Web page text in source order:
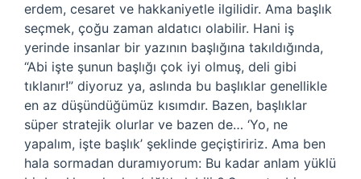
erdem, cesaret ve hakkaniyetle ilgilidir. Ama başlık
seçmek, çoğu zaman aldatıcı olabilir. Hani iş
yerinde insanlar bir yazının başlığına takıldığında,
“Abi işte şunun başlığı çok iyi olmuş, deli gibi
tıklanır!” diyoruz ya, aslında bu başlıklar genellikle
en az düşündüğümüz kısımdır. Bazen, başlıklar
süper stratejik olurlar ve bazen de… ‘Yo, ne
yapalım, işte başlık’ şeklinde geçiştiririz. Ama ben
hala sormadan duramıyorum: Bu kadar anlam yüklü